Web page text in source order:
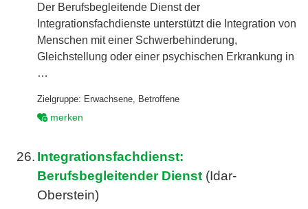
Der Berufsbegleitende Dienst der
Integrationsfachdienste unterstützt die Integration von
Menschen mit einer Schwerbehinderung,
Gleichstellung oder einer psychischen Erkrankung in
…
Zielgruppe: Erwachsene Betroffene
merken
26. Integrationsfachdienst:
Berufsbegleitender Dienst (Idar-
Oberstein)